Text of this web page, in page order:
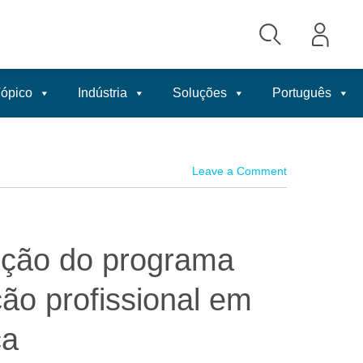
Indústria Soluções Português
Leave a Comment
do programa
profissional em